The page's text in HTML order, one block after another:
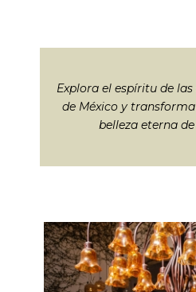
Explora el espíritu de
de México y
belleza eterna